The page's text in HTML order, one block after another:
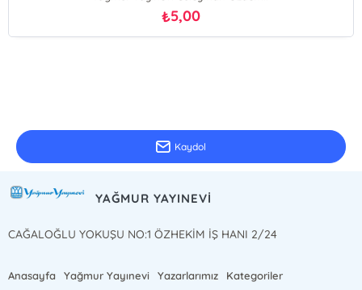
₺5,00
Kaydol
YAĞMUR YAYINEVİ
CAĞALOĞLU YOKUŞU NO:1 ÖZHEKİM İŞ HANI 2/24
Anasayfa Yağmur Yayınevi Yazarlarımız
Kategoriler